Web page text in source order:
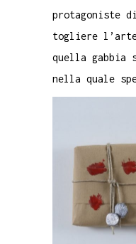
protagoniste
togliere
quella gabbia
nella quale